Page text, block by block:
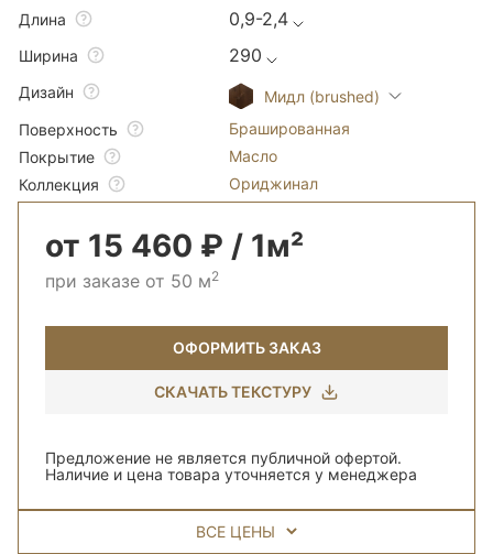
Длина 0,9-2,4
Ширина 290
Дизайн
Мидл (brushed)
Поверхность
Брашированная
Покрытие
Масло
Коллекция
Ориджинал
от 15 460 ₽ / 1м²
при заказе от 50 м2
ОФОРМИТЬ ЗАКАЗ
СКАЧАТЬ ТЕКСТУРУ
Предложение не является публичной офертой.
Наличие и цена товара уточняется у менеджера
ВСЕ ЦЕНЫ